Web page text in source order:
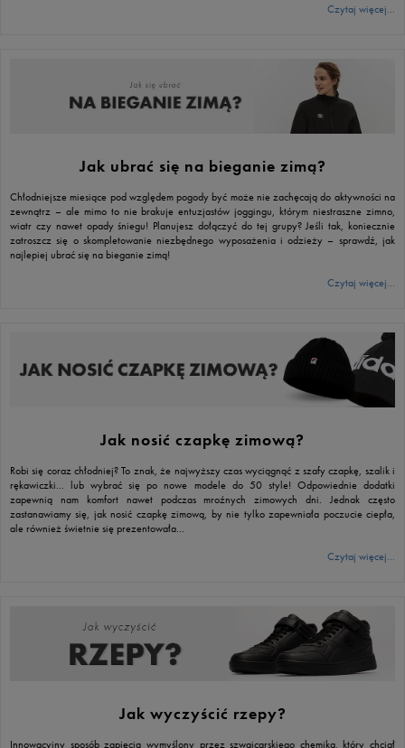
Czytaj więcej...
Jak ubrać się na bieganie zimą?
Chłodniejsze miesiące pod względem pogody być może nie zachęcają do aktywności na
zewnątrz – ale mimo to nie brakuje entuzjastów joggingu, którym niestraszne zimno,
wiatr czy nawet opady śniegu! Planujesz dołączyć do tej grupy? Jeśli tak, koniecznie
zatroszcz się o skompletowanie niezbędnego wyposażenia i odzieży – sprawdź, jak
najlepiej ubrać się na bieganie zimą!
Czytaj więcej...
Jak nosić czapkę zimową?
Robi się coraz chłodniej? To znak, że najwyższy czas wyciągnąć z szafy czapkę, szalik i
rękawiczki… lub wybrać się po nowe modele do 50 style! Odpowiednie dodatki
zapewnią nam komfort nawet podczas mroźnych zimowych dni. Jednak często
zastanawiamy się, jak nosić czapkę zimową, by nie tylko zapewniała poczucie ciepła,
ale również świetnie się prezentowała…
Czytaj więcej...
Jak wyczyścić rzepy?
Innowacyjny sposób zapięcia wymyślony przez szwajcarskiego chemika, który chciał